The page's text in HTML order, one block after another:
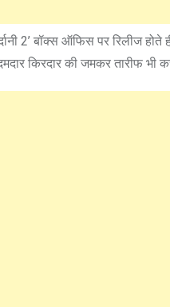
2’ बॉक्स ऑफिस पर रिलीज
किरदार की जमकर तारीफ भी